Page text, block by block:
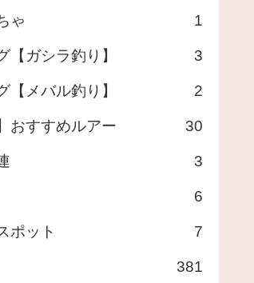
ゃ 1
【ガシラ釣り】 3
【メバル釣り】 2
おすすめルアー 30
3
6
ポット 7
381